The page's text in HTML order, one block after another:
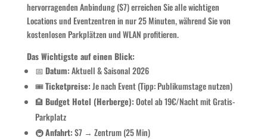
hervorragenden Anbindung (S7) erreichen Sie alle wichtigen
Locations und Eventzentren in nur 25 Minuten, während Sie von
kostenlosen Parkplätzen und WLAN profitieren.
Das Wichtigste auf einen Blick:
📅Datum:Aktuell & Saisonal 2026
🎟️Ticketpreise:Je nach Event (Tipp: Publikumstage nutzen)
🏨Budget Hotel (Herberge):Ootel ab 19€/Nacht mit Gratis-
Parkplatz
🚇Anfahrt:S7 → Zentrum (25 Min)